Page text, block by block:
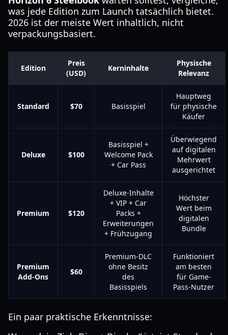
was jede Edition zum Launch tatsächlich bietet.
2026 ist der meiste Wert inhaltlich, nicht
verpackungsbasiert.
Edition
Preis
(USD)
Kerninhalte
Physische
Relevanz
Standard $70 Basisspiel
Hauptweg
für physische
Käufer
Deluxe $100
Basisspiel +
Welcome Pack
+ Car Pass
Überwiegend
auf digitalen
Mehrwert
ausgerichtet
Premium $120
Deluxe-Inhalte
+ VIP + Car
Packs +
Erweiterungen
+ Frühzugang
Höchster
Wert beim
digitalen
Bundle
Premium
Add-Ons
$60
Premium-DLC
ohne Besitz
des
Basisspiels
Funktioniert
am besten
für Game-
Pass-Nutzer
Ein paar praktische Erkenntnisse: